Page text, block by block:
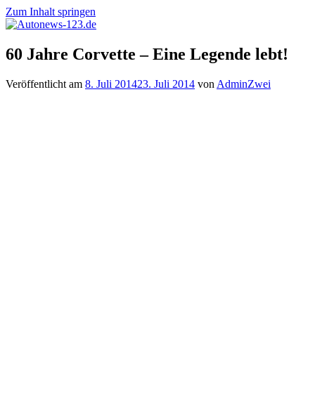
Zum Inhalt springen
Autonews-
123.de
Autonews
mit
60 Jahre Corvette – Eine Legende lebt!
Veröffentlicht am 8. Juli 201423. Juli 2014 von AdminZwei